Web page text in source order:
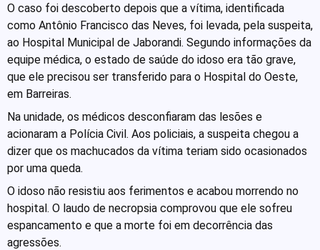
O caso foi descoberto depois que a vítima, identificada
como Antônio Francisco das Neves, foi levada, pela suspeita,
ao Hospital Municipal de Jaborandi. Segundo informações da
equipe médica, o estado de saúde do idoso era tão grave,
que ele precisou ser transferido para o Hospital do Oeste,
em Barreiras.
Na unidade, os médicos desconfiaram das lesões e
acionaram a Polícia Civil. Aos policiais, a suspeita chegou a
dizer que os machucados da vítima teriam sido ocasionados
por uma queda.
O idoso não resistiu aos ferimentos e acabou morrendo no
hospital. O laudo de necropsia comprovou que ele sofreu
espancamento e que a morte foi em decorrência das
agressões.